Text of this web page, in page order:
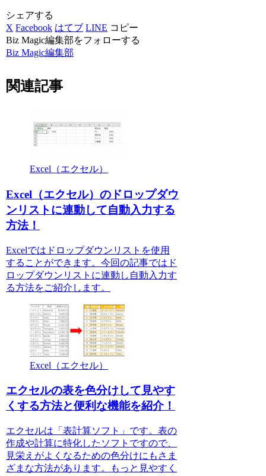
シェアする
X Facebook はてブ LINE コピー
Biz Magic編集部をフォローする
Biz Magic編集部
関連記事
Excel（エクセル）
Excel（エクセル）のドロップダウ
ンリストに連動して自動入力する
方法！
Excelではドロップダウンリストを使用
することができます。今回の記事ではド
ロップダウンリストに連動し自動入力す
る方法をご紹介します。
Excel（エクセル）
エクセルの表を色分けして見やす
くする方法と便利な機能を紹介！
エクセルは「表計算ソフト」です。表の
作成や計算に特化したソフトですので、
見栄えがよくなるための色分けにもさま
ざまな方法があります。もっと見やすく